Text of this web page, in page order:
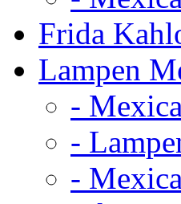
Frida
Lampen
-
-
-